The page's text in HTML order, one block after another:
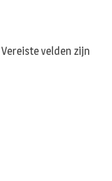
Vereiste velden zijn